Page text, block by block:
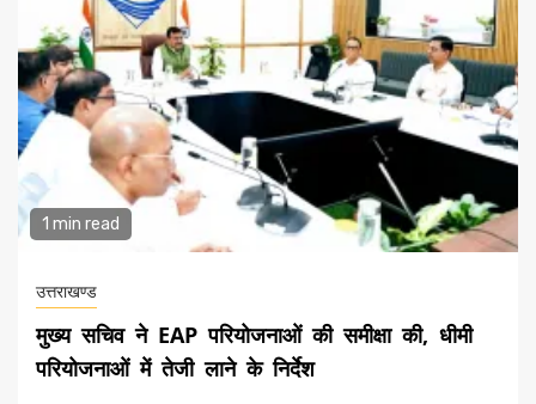
1 min read
उत्तराखण्ड
मुख्य सचिव ने EAP परियोजनाओं की समीक्षा की, धीमी
परियोजनाओं में तेजी लाने के निर्देश